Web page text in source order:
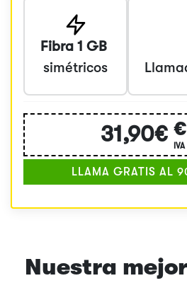
Fibra 1 GB
simétricos
31,90€ €
LLAMA GRATIS AL
Nuestra